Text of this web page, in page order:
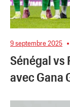
9 septembre 2025
Sénégal vs
avec Gana